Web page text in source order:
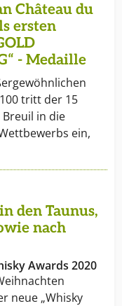
Château du
ersten
- Medaille
tritt der 15
in die
ein,
den Taunus,
nach
Awards 2020
neue „Whisky